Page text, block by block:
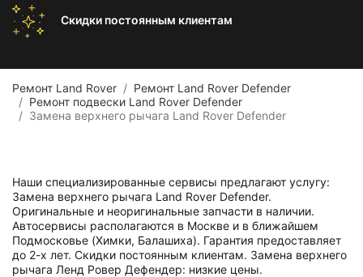
Скидки постоянным клиентам
Ремонт Land Rover
Ремонт Land Rover Defender
Ремонт подвески Land Rover Defender
Замена верхнего рычага Land Rover Defender
Наши специализированные сервисы предлагают услугу:
Замена верхнего рычага Land Rover Defender.
Оригинальные и неоригинальные запчасти в наличии.
Автосервисы располагаются в Москве и в ближайшем
Подмосковье (Химки, Балашиха). Гарантия предоставляет
до 2-х лет. Скидки постоянным клиентам. Замена верхнего
рычага Ленд Ровер Дефендер: низкие цены.